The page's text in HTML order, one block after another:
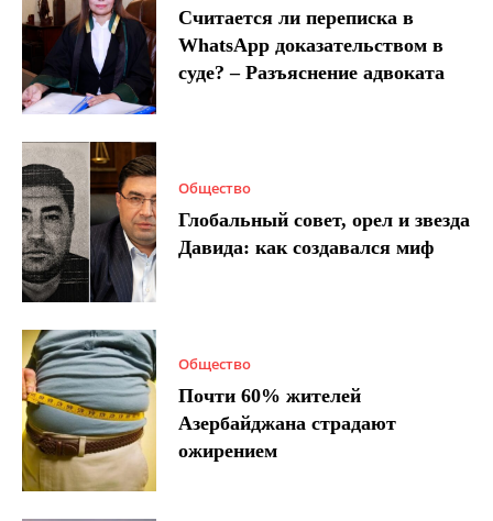
Считается ли переписка в
WhatsApp доказательством в
суде? – Разъяснение адвоката
Общество
Глобальный совет, орел и звезда
Давида: как создавался миф
Общество
Почти 60% жителей
Азербайджана страдают
ожирением